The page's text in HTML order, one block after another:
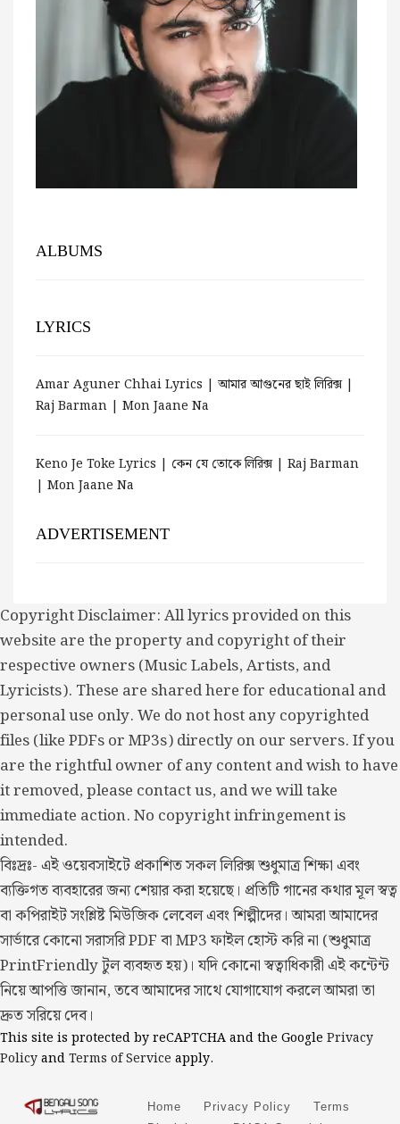
ALBUMS
LYRICS
Amar Aguner Chhai Lyrics | আমার আগুনের ছাই লিরিক্স |
Raj Barman | Mon Jaane Na
Keno Je Toke Lyrics | কেন যে তোকে লিরিক্স | Raj Barman
| Mon Jaane Na
ADVERTISEMENT
Copyright Disclaimer: All lyrics provided on this
website are the property and copyright of their
respective owners (Music Labels, Artists, and
Lyricists). These are shared here for educational and
personal use only. We do not host any copyrighted
files (like PDFs or MP3s) directly on our servers. If you
are the rightful owner of any content and wish to have
it removed, please contact us, and we will take
immediate action. No copyright infringement is
intended.
বিঃদ্রঃ- এই ওয়েবসাইটে প্রকাশিত সকল লিরিক্স শুধুমাত্র শিক্ষা এবং
ব্যক্তিগত ব্যবহারের জন্য শেয়ার করা হয়েছে। প্রতিটি গানের কথার মূল স্বত্ব
বা কপিরাইট সংশ্লিষ্ট মিউজিক লেবেল এবং শিল্পীদের। আমরা আমাদের
সার্ভারে কোনো সরাসরি PDF বা MP3 ফাইল হোস্ট করি না (শুধুমাত্র
PrintFriendly টুল ব্যবহৃত হয়)। যদি কোনো স্বত্বাধিকারী এই কন্টেন্ট
নিয়ে আপত্তি জানান, তবে আমাদের সাথে যোগাযোগ করলে আমরা তা
দ্রুত সরিয়ে দেব।
This site is protected by reCAPTCHA and the Google Privacy
PolicyandTerms of Service apply.
Home Privacy Policy
Terms